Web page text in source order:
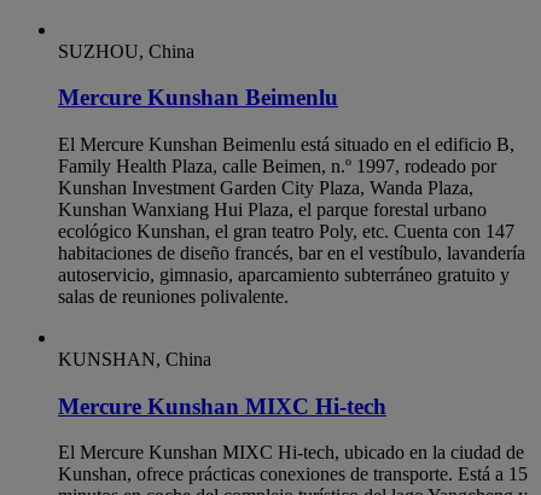
SUZHOU, China
Mercure Kunshan Beimenlu
El Mercure Kunshan Beimenlu está situado en el edificio B,
Family Health Plaza, calle Beimen, n.º 1997, rodeado por
Kunshan Investment Garden City Plaza, Wanda Plaza,
Kunshan Wanxiang Hui Plaza, el parque forestal urbano
ecológico Kunshan, el gran teatro Poly, etc. Cuenta con 147
habitaciones de diseño francés, bar en el vestíbulo, lavandería
autoservicio, gimnasio, aparcamiento subterráneo gratuito y
salas de reuniones polivalente.
KUNSHAN, China
Mercure Kunshan MIXC Hi-tech
El Mercure Kunshan MIXC Hi-tech, ubicado en la ciudad de
Kunshan, ofrece prácticas conexiones de transporte. Está a 15